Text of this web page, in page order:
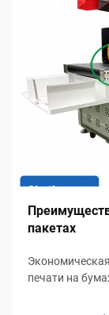
пакетах
печати на